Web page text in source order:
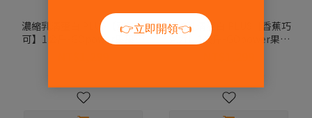
濃縮乳清蛋白 PLUS【臻醇可
可】1公斤-GOpower果果能
濃縮乳清蛋白 PLUS【香蕉巧
克力】1公斤-GOpower果果